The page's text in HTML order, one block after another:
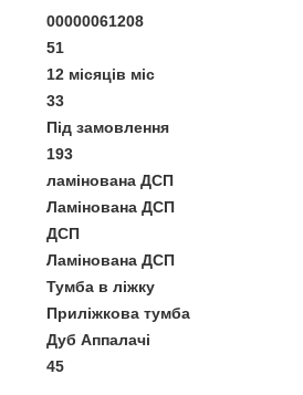
00000061208
51
12 місяців міс
33
Під замовлення
193
ламінована ДСП
Ламінована ДСП
ДСП
Ламінована ДСП
Тумба в ліжку
Приліжкова тумба
Дуб Аппалачі
45